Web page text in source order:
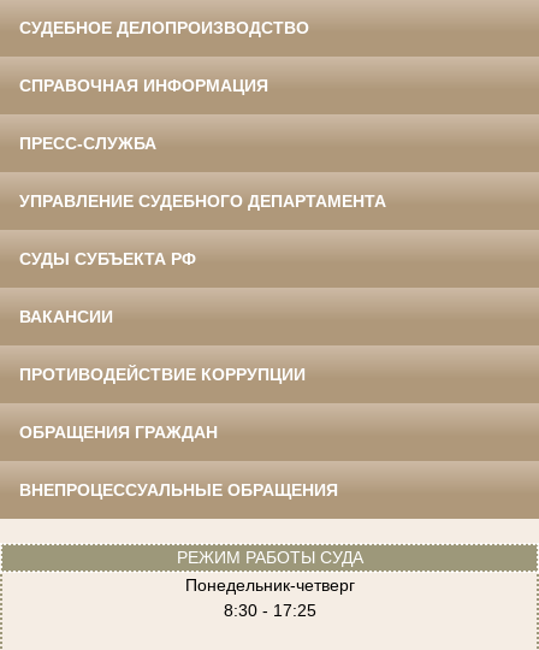
СУДЕБНОЕ ДЕЛОПРОИЗВОДСТВО
СПРАВОЧНАЯ ИНФОРМАЦИЯ
ПРЕСС-СЛУЖБА
УПРАВЛЕНИЕ СУДЕБНОГО ДЕПАРТАМЕНТА
СУДЫ СУБЪЕКТА РФ
ВАКАНСИИ
ПРОТИВОДЕЙСТВИЕ КОРРУПЦИИ
ОБРАЩЕНИЯ ГРАЖДАН
ВНЕПРОЦЕССУАЛЬНЫЕ ОБРАЩЕНИЯ
РЕЖИМ РАБОТЫ СУДА
Понедельник-четверг
8:30 - 17:25